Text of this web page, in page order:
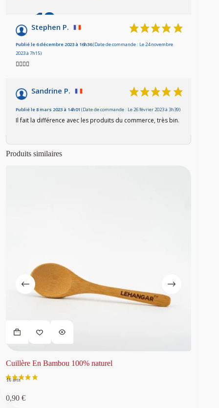
10/10
Basé sur 2 avis
Stephen P.
Publié le 6 décembre 2023 à 16h36(Date de commande : Le 24 novembre
2023 à 7h15)
👍🏼👌🏼
Sandrine P.
Publié le 8 mars 2023 à 14h01 (Date de commande : Le 26 février 2023 à 3h39)
Il fait la différence avec les produits du commerce, très bin.
Produits similaires
Cuillère En Bambou 100% naturel
0,90 €